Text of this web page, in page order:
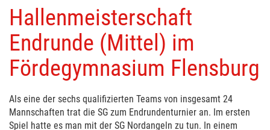
Hallenmeisterschaft
Endrunde (Mittel) im
Fördegymnasium Flensburg
Als eine der sechs qualifizierten Teams von insgesamt 24
Mannschaften trat die SG zum Endrundenturnier an. Im ersten
Spiel hatte es man mit der SG Nordangeln zu tun. In einem